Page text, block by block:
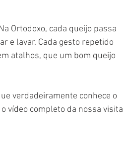
Ortodoxo, cada queijo passa
e lavar. Cada gesto repetido
atalhos, que um bom queijo
verdadeiramente conhece o
vídeo completo da nossa visita